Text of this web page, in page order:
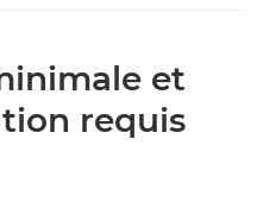
et
requis